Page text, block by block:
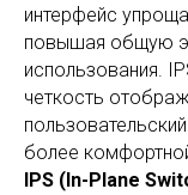
интерфейс
повышая общую
использования.
четкость
более
IPS (In-Plane